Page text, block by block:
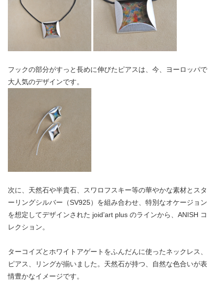
フックの部分がすっと長めに伸びたピアスは、今、ヨーロッパで
大人気のデザインです。
次に、天然石や半貴石、スワロフスキー等の華やかな素材とスタ
ーリングシルバー（SV925）を組み合わせ、特別なオケージョン
を想定してデザインされた joid’art plus のラインから、ANISH コ
レクション。
ターコイズとホワイトアゲートをふんだんに使ったネックレス、
ピアス、リングが揃いました。天然石が持つ、自然な色合いが表
情豊かなイメージです。